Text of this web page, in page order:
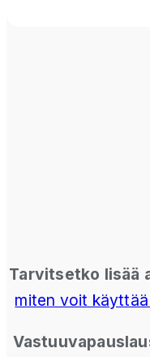
Tarvitsetko lisää
miten voit